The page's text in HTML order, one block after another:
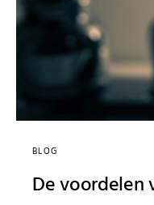
BLOG
De voordelen